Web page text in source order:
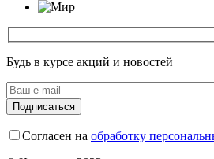
Будь в курсе акций и новостей
Согласен на обработку